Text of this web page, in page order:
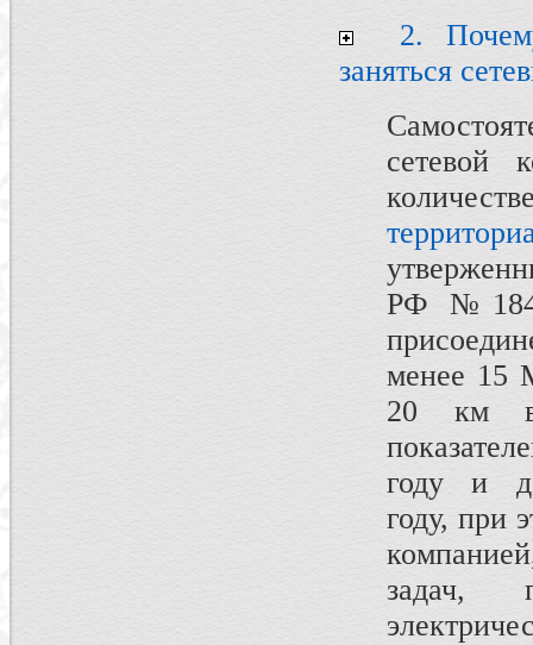
2.
заняться
сетевой
РФ №184
менее 15
20 км в
году и
году, при
задач,